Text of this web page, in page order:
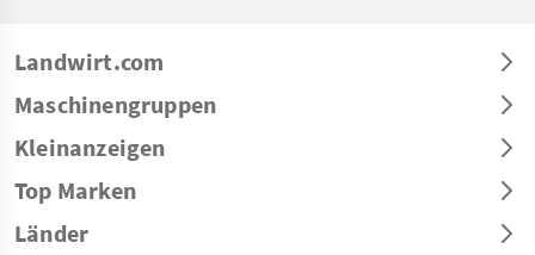
Landwirt.com
Maschinengruppen
Kleinanzeigen
Top Marken
Länder